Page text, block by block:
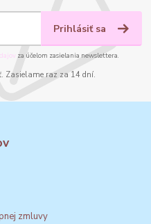
Prihlásiť sa
za účelom zasielania newslettera.
Zasielame raz za 14 dní.
zmluvy